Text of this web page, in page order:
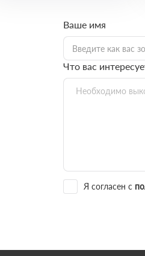
Ваше имя
Что вас
Я согласен с